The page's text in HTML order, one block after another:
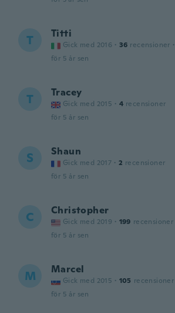
T Titti
Gick med 2016 · 36 recensioner ·
för 5 år sen
T Tracey
Gick med 2015 · 4 recensioner
för 5 år sen
S Shaun
Gick med 2017 · 2 recensioner
för 5 år sen
C Christopher
Gick med 2019 · 199 recensioner
för 5 år sen
M Marcel
Gick med 2015 · 105 recensioner
för 5 år sen